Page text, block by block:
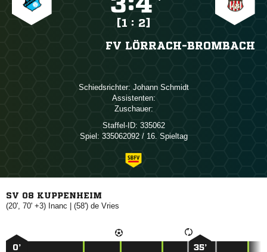
[1 : 2]
FV LÖRRACH-BROMBACH
Schiedsrichter:  
Assistenten:
Zuschauer:
Staffel-ID: 335062
Spiel: 335062092 / 16. Spieltag
SV 08 KUPPENHEIM
(20', 70' +3)  | (58')  
0’ 35’